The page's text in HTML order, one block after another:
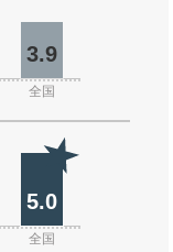
3.9
全国
5.0
全国